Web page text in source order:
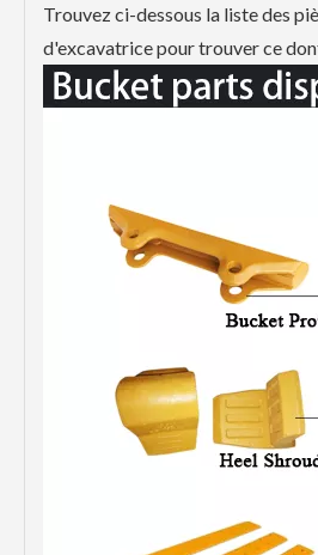
Trouvez ci-dessous la liste des
d'excavatrice pour trouver ce